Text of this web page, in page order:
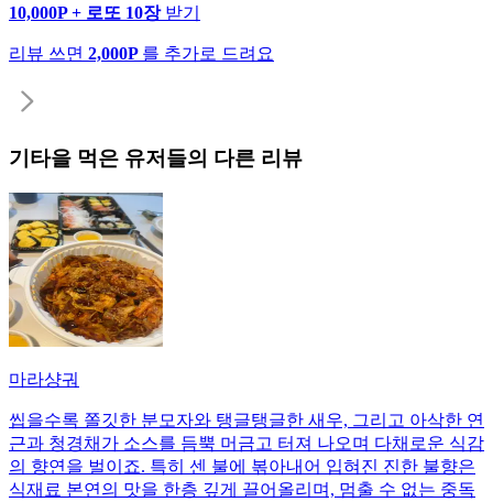
10,000P + 로또 10장 받기
리뷰 쓰면 2,000P 를 추가로 드려요
기타을 먹은 유저들의 다른 리뷰
마라샹궈
씹을수록 쫄깃한 분모자와 탱글탱글한 새우, 그리고 아삭한 연
근과 청경채가 소스를 듬뿍 머금고 터져 나오며 다채로운 식감
의 향연을 벌이죠. 특히 센 불에 볶아내어 입혀진 진한 불향은
식재료 본연의 맛을 한층 깊게 끌어올리며, 멈출 수 없는 중독